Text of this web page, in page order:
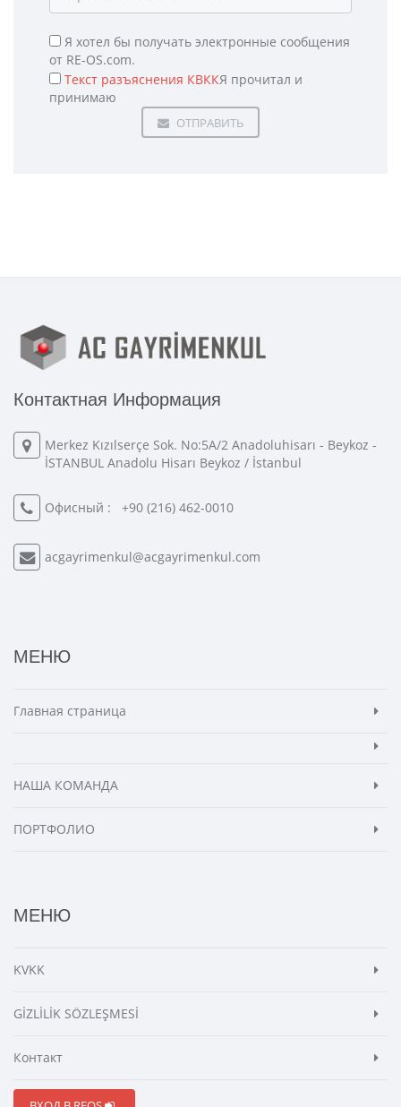
Я хотел бы получать электронные сообщения
от RE-OS.com.
Текст разъяснения КВККЯ прочитал и
принимаю
ОТПРАВИТЬ
Контактная Информация
Merkez Kızılserçe Sok. No:5A/2 Anadoluhisarı - Beykoz -
İSTANBUL Anadolu Hisarı Beykoz / İstanbul
Офисный : +90 (216) 462-0010
acgayrimenkul@acgayrimenkul.com
МЕНЮ
Главная страница
НАША КОМАНДА
ПОРТФОЛИО
МЕНЮ
KVKK
GİZLİLİK SÖZLEŞMESİ
Контакт